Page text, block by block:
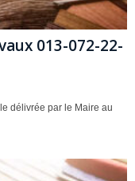
013-072-22-
délivrée par le Maire au